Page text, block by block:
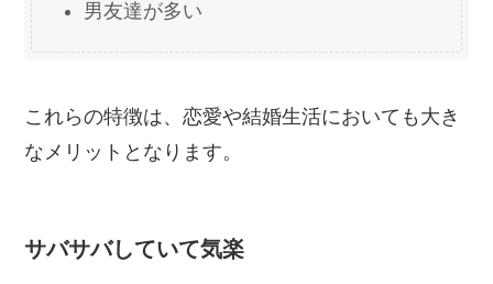
男友達が多い
これらの特徴は、恋愛や結婚生活においても大き
なメリットとなります。
サバサバしていて気楽